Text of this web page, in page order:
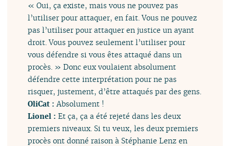
« Oui, ça existe, mais vous ne pouvez pas
l’utiliser pour attaquer, en fait. Vous ne pouvez
pas l’utiliser pour attaquer en justice un ayant
droit. Vous pouvez seulement l’utiliser pour
vous défendre si vous êtes attaqué dans un
procès. » Donc eux voulaient absolument
défendre cette interprétation pour ne pas
risquer, justement, d’être attaqués par des gens.
OliCat : Absolument !
Lionel :Et ça, ça a été rejeté dans les deux
premiers niveaux. Si tu veux, les deux premiers
procès ont donné raison à Stéphanie Lenz en